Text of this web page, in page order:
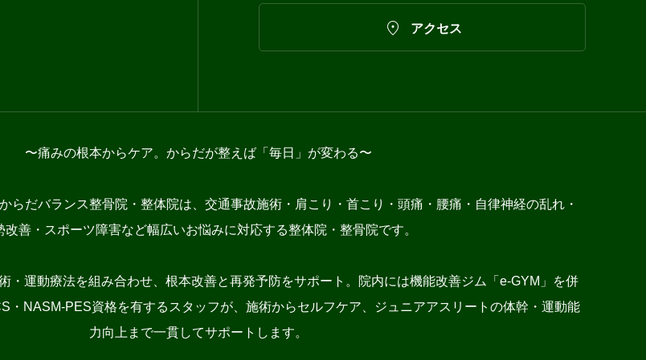
 アクセス
〜痛みの根本からケア。からだが整えば「毎日」が変わる〜
らだバランス整骨院・整体院は、交通事故施術・肩こり・首こり・頭痛・腰痛・自律神経の乱れ・
改善・スポーツ障害など幅広いお悩みに対応する整体院・整骨院です。
・運動療法を組み合わせ、根本改善と再発予防をサポート。院内には機能改善ジム「e-GYM」を併
・NASM-PES資格を有するスタッフが、施術からセルフケア、ジュニアアスリートの体幹・運動能
力向上まで一貫してサポートします。